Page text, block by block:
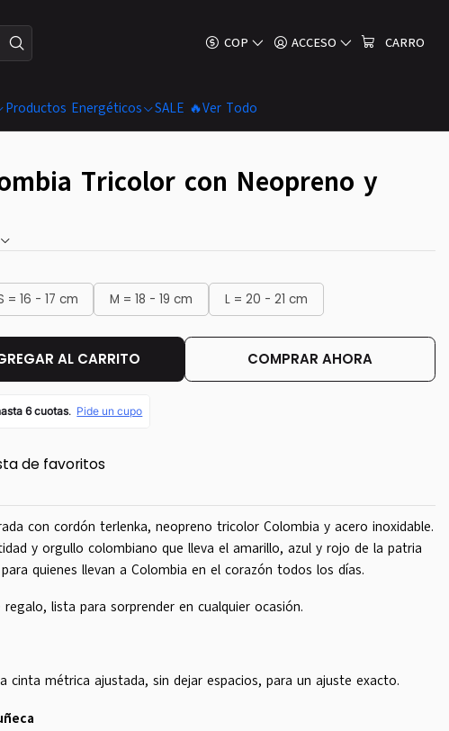
COP ACCESO CARRO
Productos Energéticos SALE 🔥Ver Todo
Tricolor con Neopreno y
= 16 - 17 cm M = 18 - 19 cm L = 20 - 21 cm
AL CARRITO COMPRAR AHORA
de favoritos
con cordón terlenka, neopreno tricolor Colombia y acero inoxidable.
y orgullo colombiano que lleva el amarillo, azul y rojo de la patria
quienes llevan a Colombia en el corazón todos los días.
lista para sorprender en cualquier ocasión.
cinta métrica ajustada, sin dejar espacios, para un ajuste exacto.